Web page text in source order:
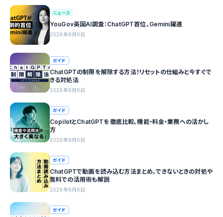
ニュース
YouGov英国AI調査：ChatGPT首位、Gemini躍進
2026年8月6日
ガイド
ChatGPTの制限を解除する方法！リセットの仕組みと今すぐで
きる対処法
2026年8月6日
ガイド
CopilotとChatGPTを徹底比較。機能・料金・業務への活かし
方
2026年8月6日
ガイド
ChatGPTで動画を読み込む方法まとめ。できないときの対処や
無料での活用術も解説
2026年8月6日
ガイド